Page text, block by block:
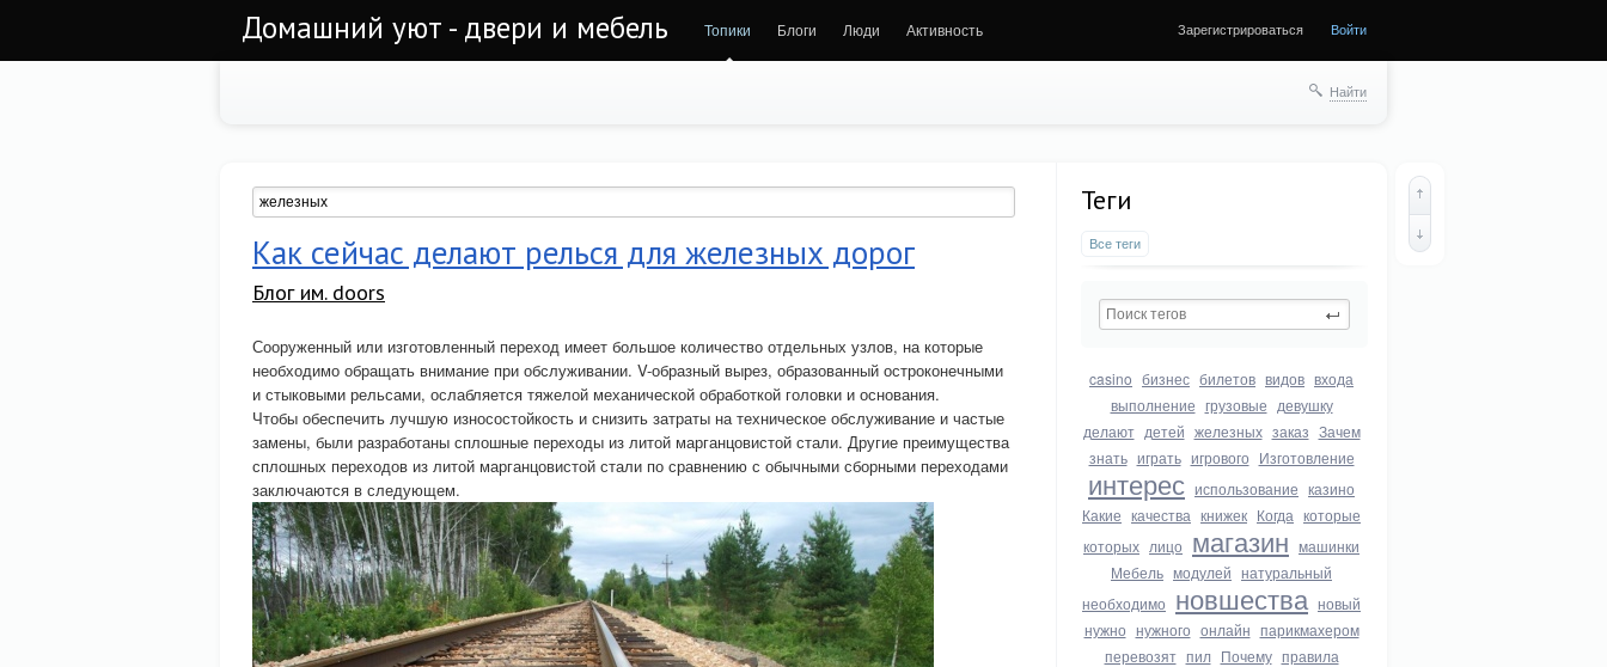
Домашний уют - двери и мебель Топики Блоги Люди Активность Зарегистрироваться Войти
Найти
Теги
Все теги
casino бизнес билетов видов входа
выполнение грузовые девушку
делают детей железных заказ Зачем
знать играть игрового Изготовление
интерес использование казино
Какие качества книжек Когда которые
которых лицо магазин машинки
Мебель модулей натуральный
необходимо новшества новый
нужно нужного онлайн парикмахером
перевозят пил Почему правила
Как сейчас делают релься для железных дорог
Блог им. doors
Сооруженный или изготовленный переход имеет большое количество отдельных узлов, на которые
необходимо обращать внимание при обслуживании. V-образный вырез, образованный остроконечными
и стыковыми рельсами, ослабляется тяжелой механической обработкой головки и основания.
Чтобы обеспечить лучшую износостойкость и снизить затраты на техническое обслуживание и частые
замены, были разработаны сплошные переходы из литой марганцовистой стали. Другие преимущества
сплошных переходов из литой марганцовистой стали по сравнению с обычными сборными переходами
заключаются в следующем.